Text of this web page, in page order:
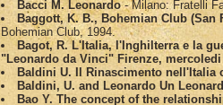
Bacci M. Leonardo- Milano: Fratelli
Baggott, K. B., Bohemian Club
Bohemian Club, 1994.
Bagot, R. L'Italia, l'Inghilterra e la
"Leonardo da Vinci" Firenze, mercoledi
Baldini U. Il Rinascimento nell'Italia
Baldini, U. and Leonardo Un
Bao Y. The concept of the